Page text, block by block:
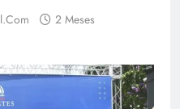
2 Meses